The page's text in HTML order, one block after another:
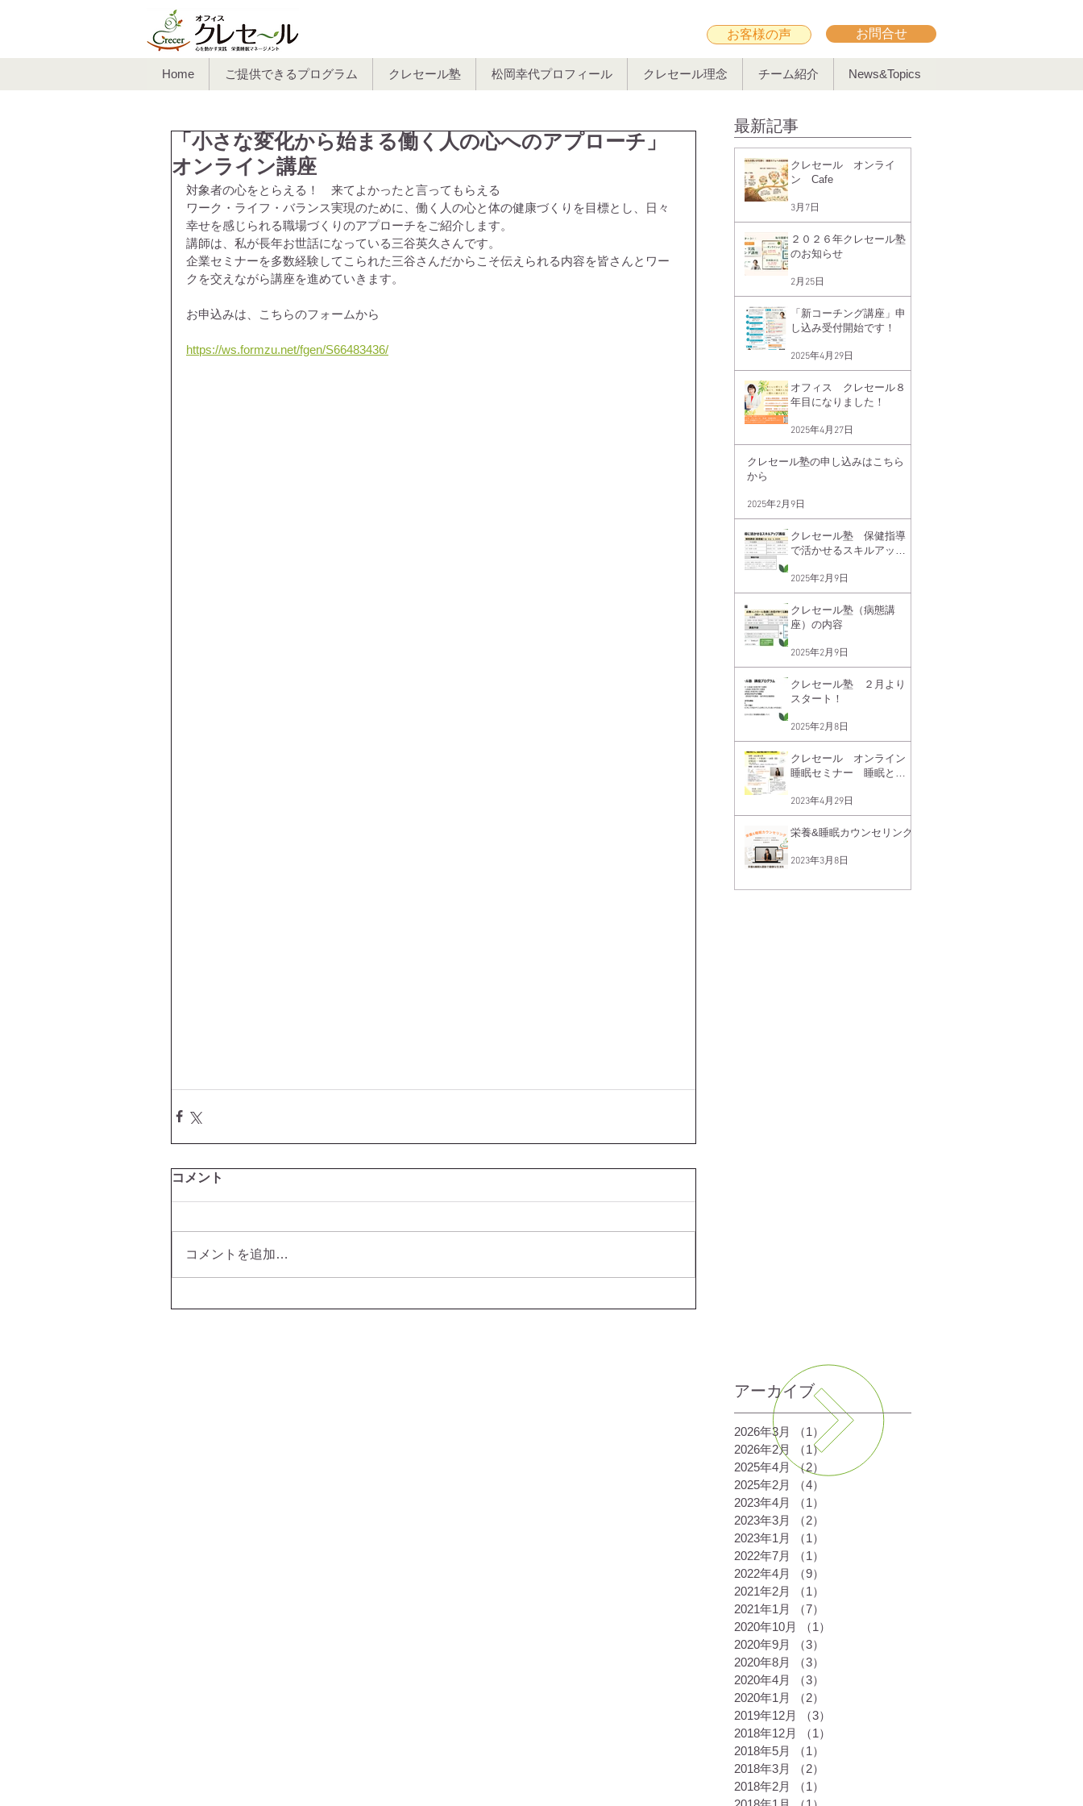
お客様の声 お問合せ
Home ご提供できるプログラム クレセール塾 松岡幸代プロフィール クレセール理念 チーム紹介 News&Topics
「小さな変化から始まる働く人の心へのアプローチ」
オンライン講座
対象者の心をとらえる！　来てよかったと言ってもらえる
ワーク・ライフ・バランス実現のために、働く人の心と体の健康づくりを目標とし、日々
幸せを感じられる職場づくりのアプローチをご紹介します。
講師は、私が長年お世話になっている三谷英久さんです。
企業セミナーを多数経験してこられた三谷さんだからこそ伝えられる内容を皆さんとワー
クを交えながら講座を進めていきます。
お申込みは、こちらのフォームから
https://ws.formzu.net/fgen/S66483436/
コメント
コメントを追加…
最新記事
クレセール オンライ
ン Cafe
3月7日
２０２６年クレセール塾
のお知らせ
2月25日
「新コーチング講座」申
し込み受付開始です！
2025年4月29日
オフィス クレセール８
年目になりました！
2025年4月27日
クレセール塾の申し込みはこちら
から
2025年2月9日
クレセール塾 保健指導
で活かせるスキルアップ
2025年2月9日
クレセール塾（病態講
座）の内容
2025年2月9日
クレセール塾 ２月より
スタート！
2025年2月8日
クレセール オンライン
睡眠セミナー 睡眠と血
2023年4月29日
栄養&睡眠カウンセリング
2023年3月8日
アーカイブ
2026年3月 （1）1件の記事
2026年2月
（1）1件の記事
2025年4月 （2）
2件の記事
2025年2月
（4）
2023年4月
（1）
2023年3月
（2）
2023年1月
（1）
2022年7月
（1）
2022年4月
（9）
2021年2月
（1）
2021年1月
（7）
2020年10月
（1）
2020年9月
（3）
2020年8月
（3）
2020年4月
（3）
2020年1月
（2）
2019年12月
（3）
2018年12月
（1）
2018年5月
（1）
2018年3月
（2）
2018年2月
（1）